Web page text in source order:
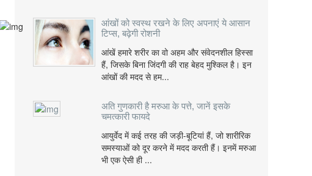
आंखों को स्वस्थ रखने के लिए अपनाएं ये आसान
टिप्स, बढ़ेगी रोशनी
आंखें हमारे शरीर का वो अहम और संवेदनशील हिस्सा
हैं, जिसके बिना जिंदगी की राह बेहद मुश्किल है। इन
आंखों की मदद से हम...
अति गुणकारी है मरुआ के पत्ते, जानें इसके
चमत्कारी फायदे
आयुर्वेद में कई तरह की जड़ी-बूटियां हैं, जो शारीरिक
समस्याओं को दूर करने में मदद करती हैं। इनमें मरुआ
भी एक ऐसी ही ...